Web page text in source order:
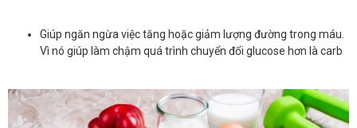
Giúp ngăn ngừa việc tăng hoặc giảm lượng đường trong máu.
Vì nó giúp làm chậm quá trình chuyển đổi glucose hơn là carb